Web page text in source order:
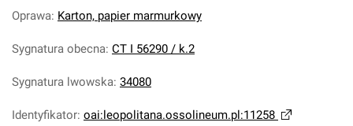
Oprawa: Karton, papier marmurkowy
Sygnatura obecna: CT I 56290 / k.2
Sygnatura lwowska: 34080
Identyfikator: oai:leopolitana.ossolineum.pl:11258